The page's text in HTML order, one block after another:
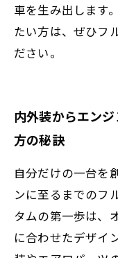
車を生み出します
たい方は、ぜひフ
ださい。
内外装からエン
方の秘訣
自分だけの一台を
ンに至るまでのフ
タムの第一歩は、
に合わせたデザイ